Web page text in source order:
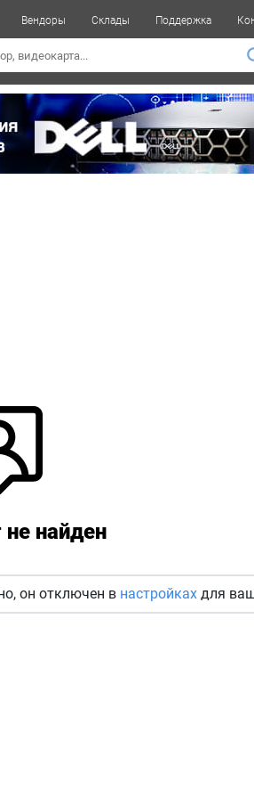
Вендоры Склады Поддержка
не найден
он отключен в настройкахдля